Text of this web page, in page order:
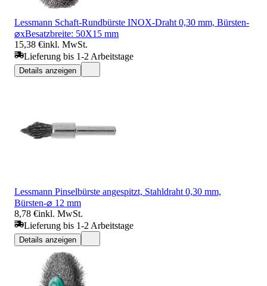
Lessmann Schaft-Rundbürste INOX-Draht 0,30 mm, Bürsten-
⌀xBesatzbreite: 50X15 mm
15,38 €inkl. MwSt.
Lieferung bis 1-2 Arbeitstage
Details anzeigen
Lessmann Pinselbürste angespitzt, Stahldraht 0,30 mm,
Bürsten-⌀ 12 mm
8,78 €inkl. MwSt.
Lieferung bis 1-2 Arbeitstage
Details anzeigen